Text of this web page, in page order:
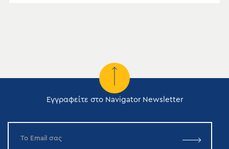
Εγγραφείτε στο Navigator Newsletter